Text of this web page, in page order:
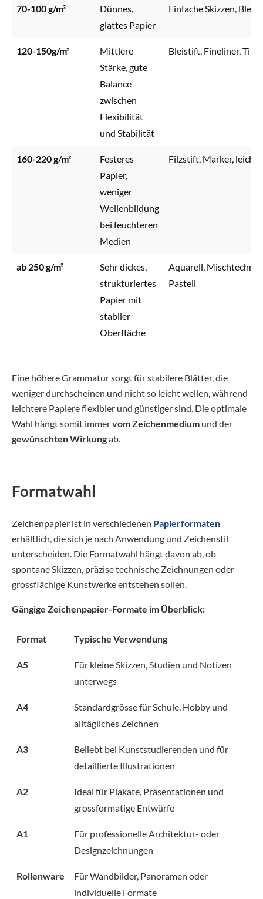
70-100 g/m²
Dünnes,
glattes Papier
Einfache Skizzen,
120-150g/m²
Mittlere
Stärke, gute
Balance
zwischen
Flexibilität
und Stabilität
Bleistift, Fineliner, Tinte
160-220 g/m²
Festeres
Papier,
weniger
Wellenbildung
bei feuchteren
Medien
Filzstift, Marker,
ab 250 g/m²
Sehr dickes,
strukturiertes
Papier mit
stabiler
Oberfläche
Aquarell,
Pastell
Eine höhere Grammatur sorgt für stabilere Blätter, die
weniger durchscheinen und nicht so leicht wellen, während
leichtere Papiere flexibler und günstiger sind. Die optimale
Wahl hängt somit immervom Zeichenmedium und der
gewünschten Wirkungab.
Formatwahl
Zeichenpapier ist in verschiedenen Papierformaten
erhältlich, die sich je nach Anwendung und Zeichenstil
unterscheiden. Die Formatwahl hängt davon ab, ob
spontane Skizzen, präzise technische Zeichnungen oder
grossflächige Kunstwerke entstehen sollen.
Gängige Zeichenpapier-Formate im Überblick:
Format Typische Verwendung
A5
Für kleine Skizzen, Studien und Notizen
unterwegs
A4
Standardgrösse für Schule, Hobby und
alltägliches Zeichnen
A3
Beliebt bei Kunststudierenden und für
detaillierte Illustrationen
A2
Ideal für Plakate, Präsentationen und
grossformatige Entwürfe
A1
Für professionelle Architektur- oder
Designzeichnungen
Rollenware
Für Wandbilder, Panoramen oder
individuelle Formate